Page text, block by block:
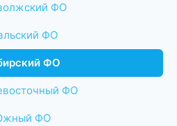
ФО
ФО
ФО
ФО
ФО